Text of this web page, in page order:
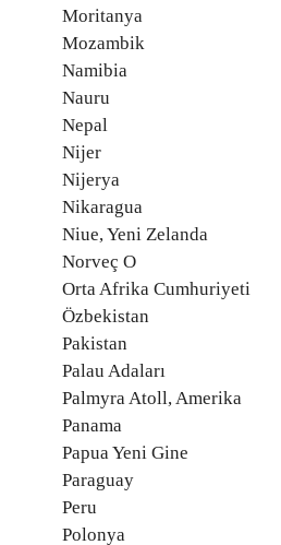
Moritanya
Mozambik
Namibia
Nauru
Nepal
Nijer
Nijerya
Nikaragua
Niue, Yeni Zelanda
Norveç O
Orta Afrika Cumhuriyeti
Özbekistan
Pakistan
Palau Adaları
Palmyra Atoll, Amerika
Panama
Papua Yeni Gine
Paraguay
Peru
Polonya